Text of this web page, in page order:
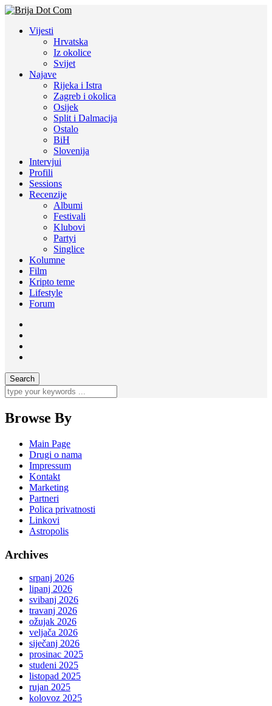
Vijesti
Hrvatska
Iz okolice
Svijet
Najave
Rijeka i Istra
Zagreb i okolica
Osijek
Split i Dalmacija
Ostalo
BiH
Slovenija
Intervjui
Profili
Sessions
Recenzije
Albumi
Festivali
Klubovi
Partyi
Singlice
Kolumne
Film
Kripto teme
Lifestyle
Forum
Browse By
Main Page
Drugi o nama
Impressum
Kontakt
Marketing
Partneri
Polica privatnosti
Linkovi
Astropolis
Archives
srpanj 2026
lipanj 2026
svibanj 2026
travanj 2026
ožujak 2026
veljača 2026
siječanj 2026
prosinac 2025
studeni 2025
listopad 2025
rujan 2025
kolovoz 2025